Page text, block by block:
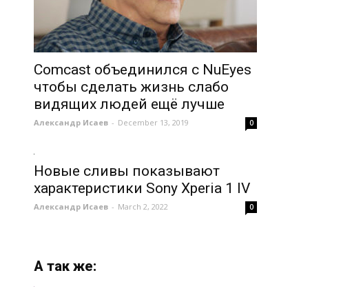
Comcast объединился с NuEyes
чтобы сделать жизнь слабо
видящих людей ещё лучше
Александр Исаев - December 13, 2019 0
Новые сливы показывают
характеристики Sony Xperia 1 IV
Александр Исаев - March 2, 2022 0
А так же: